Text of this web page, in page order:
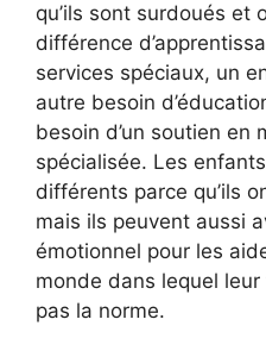
qu’ils sont surdoués et
différence
services spéciaux, un
autre besoin
besoin d’un soutien en
spécialisée. Les
différents parce qu’ils
mais ils peuvent aussi
émotionnel pour les
monde dans lequel leur
pas la norme.